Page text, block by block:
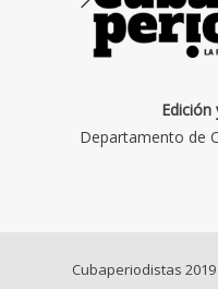
Edición
Departamento de
Cubaperiodistas 2019